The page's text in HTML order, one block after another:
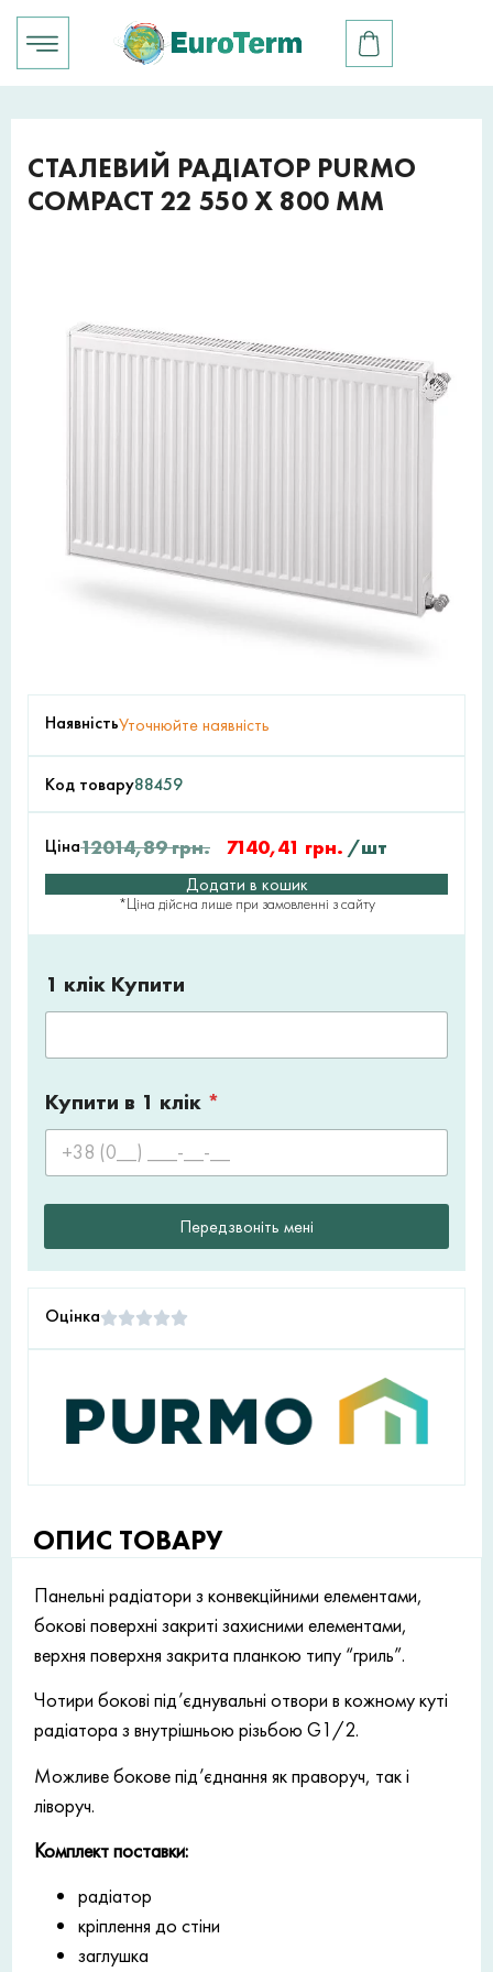
СТАЛЕВИЙ РАДІАТОР PURMO
COMPACT 22 550 X 800 ММ
НаявністьУточнюйте наявність
Код товару88459
Ціна12014,89грн. 7140,41 грн. /шт
Додати в кошик
*Ціна дійсна лише при замовленні з сайту
1 клік Купити
Купити в 1 клік *
Передзвоніть мені
Оцінка
ОПИС ТОВАРУ
Панельні радіатори з конвекційними елементами,
бокові поверхні закриті захисними елементами,
верхня поверхня закрита планкою типу “гриль”.
Чотири бокові під’єднувальні отвори в кожному куті
радіатора з внутрішньою різьбою G1/2.
Можливе бокове під’єднання як праворуч, так і
ліворуч.
Комплект поставки:
радіатор
кріплення до стіни
заглушка